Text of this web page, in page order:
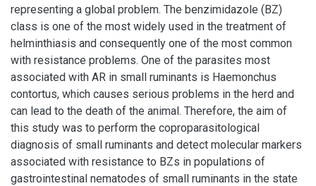
representing a global problem. The benzimidazole (BZ)
class is one of the most widely used in the treatment of
helminthiasis and consequently one of the most common
with resistance problems. One of the parasites most
associated with AR in small ruminants is Haemonchus
contortus, which causes serious problems in the herd and
can lead to the death of the animal. Therefore, the aim of
this study was to perform the coproparasitological
diagnosis of small ruminants and detect molecular markers
associated with resistance to BZs in populations of
gastrointestinal nematodes of small ruminants in the state